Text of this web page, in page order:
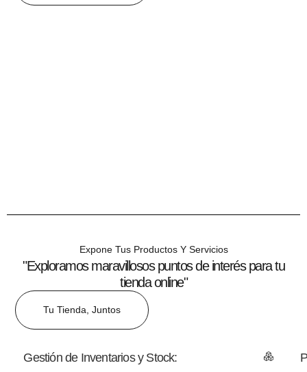
Expone Tus Productos Y Servicios
"Exploramos maravillosos puntos de interés para tu
tienda online"
Tu Tienda, Juntos
Gestión de Inventarios y Stock: